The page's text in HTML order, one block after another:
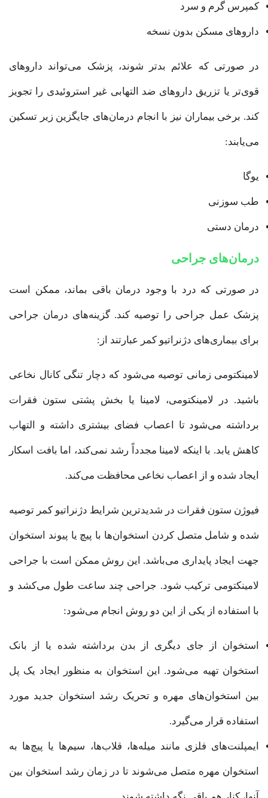
کمپرس گرم و سرد
داروهای مسکن بدون نسخه
در صورتی که علائم بدتر شوند، پزشک می‌تواند داروهای
قوی‌تر یا تزریق داروهای ضد التهابی غیر استروئیدی را تجویز
کند. برخی بیماران نیز با انجام درمان‌های جایگزین زیر تسکین
می‌یابند:
یوگا
طب سوزنی
درمان دستی
درمان‌های جراحی
در صورتی که درد با وجود درمان باقی بماند، ممکن است
پزشک عمل جراحی را توصیه کند. گزینه‌های درمان جراحی
برای بیماری‌های دژنراتیو کمر عبارتند از:
لامینکتومی زمانی توصیه می‌شود که دچار تنگی کانال نخاعی
باشید. در لامینکتومی، لامینا یا بخش پشتی ستون فقرات
برداشته می‌شود تا اعصاب فضای بیشتری داشته و التهاب
کاهش یابد. با اینکه لامینا مجدداً رشد نمی‌کند، اما بافت اسکار
ایجاد شده و از اعصاب نخاعی محافظت می‌کند.
فیوژن ستون فقرات در شدیدترین شرایط دژنراتیو کمر توصیه
شده و شامل متصل کردن استخوان‌ها با پیچ یا پیوند استخوان
جهت ایجاد پایداری می‌باشد. این روش ممکن است با جراحی
لامینکتومی ترکیب شود. جراحی چند ساعت طول می‌کشد و
با استفاده از یکی از این دو روش انجام می‌شود:
استخوان از جای دیگری از بدن برداشته شده یا از بانک
استخوان تهیه می‌شود. این استخوان به منظور ایجاد یک پل
بین استخوان‌های مهره و تحریک رشد استخوان جدید مورد
استفاده قرار می‌گیرد.
ایمپلنت‌های فلزی مانند میله‌ها، قلاب‌ها، سیم‌ها یا پیچ‌ها به
استخوان مهره متصل می‌شوند تا در زمان رشد استخوان بین